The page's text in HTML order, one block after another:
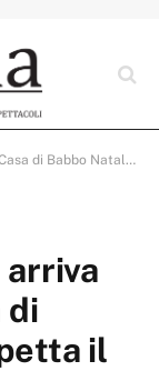
vi aspetta il 21 dicembre!
arriva
di
il